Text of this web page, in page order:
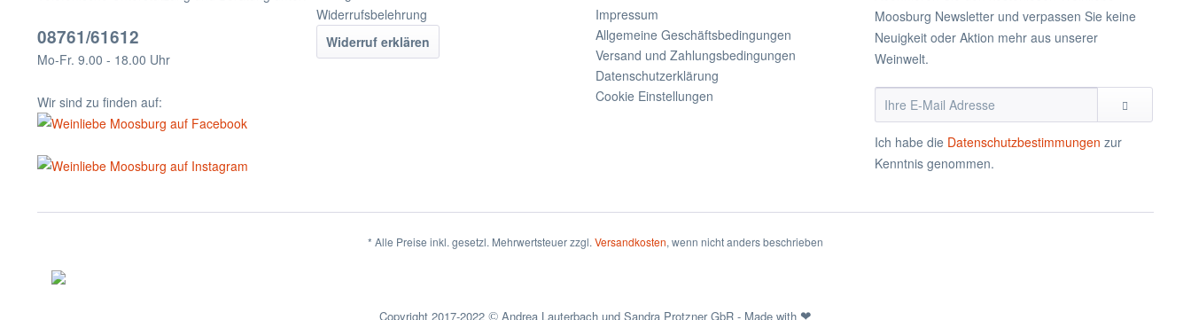
08761/61612
Mo-Fr. 9.00 - 18.00 Uhr
Wir sind zu finden auf:
Widerrufsbelehrung
Widerruf erklären
Impressum
Allgemeine Geschäftsbedingungen
Versand und Zahlungsbedingungen
Datenschutzerklärung
Cookie Einstellungen
Moosburg Newsletter und verpassen Sie keine
Neuigkeit oder Aktion mehr aus unserer
Weinwelt.
Ich habe die Datenschutzbestimmungen zur
Kenntnis genommen.
* Alle Preise inkl. gesetzl. Mehrwertsteuer zzgl. Versandkosten, wenn nicht anders beschrieben
Copyright 2017-2022 © Andrea Lauterbach und Sandra Protzner GbR - Made with ❤